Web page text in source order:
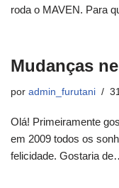
roda o MAVEN. Para
Mudanças
por admin_furutani
Olá! Primeiramente
em 2009 todos os
felicidade. Gostaria